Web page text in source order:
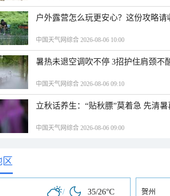
户外露营怎么玩更安心？这份攻略请
中国天气网综合 2026-08-06 10:00
暑热未退空调吹不停 3招护住肩颈不
中国天气网综合 2026-08-06 09:10
立秋话养生：“贴秋膘”莫着急 先清
中国天气网综合 2026-08-06 09:00
/ 35/26°C 贺州